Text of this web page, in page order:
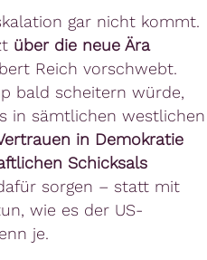
gar nicht kommt.
über die neue Ära
Reich vorschwebt.
bald scheitern würde,
in sämtlichen westlichen
in Demokratie
Schicksals
sorgen – statt mit
wie es der US-
je.